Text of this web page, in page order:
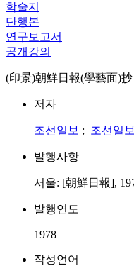
학술지
단행본
연구보고서
공개강의
(印景)朝鮮日報(學藝面)抄
저자
조선일보 ; 조선일보
발행사항
서울: [朝鮮日報],
발행연도
1978
작성언어